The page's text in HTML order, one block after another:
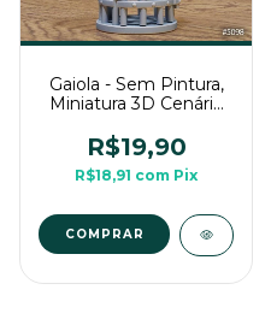
Gaiola - Sem Pintura,
Miniatura 3D Cenário
R$19,90
R$18,91 com Pix